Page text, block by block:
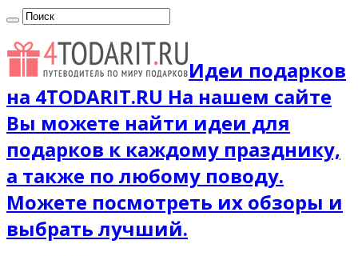
Идеи подарков
на 4TODARIT.RU На нашем сайте
Вы можете найти идеи для
подарков к каждому празднику,
а также по любому поводу.
Можете посмотреть их обзоры и
выбрать лучший.